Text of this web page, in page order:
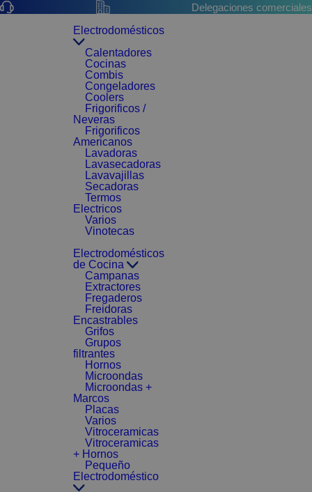
Delegaciones comerciales
Electrodomésticos
Calentadores
Cocinas
Combis
Congeladores
Coolers
Frigorificos /
Neveras
Frigorificos
Americanos
Lavadoras
Lavasecadoras
Lavavajillas
Secadoras
Termos
Electricos
Varios
Vinotecas
Electrodomésticos
de Cocina
Campanas
Extractores
Fregaderos
Freidoras
Encastrables
Grifos
Grupos
filtrantes
Hornos
Microondas
Microondas +
Marcos
Placas
Varios
Vitroceramicas
Vitroceramicas
+ Hornos
Pequeño
Electrodoméstico